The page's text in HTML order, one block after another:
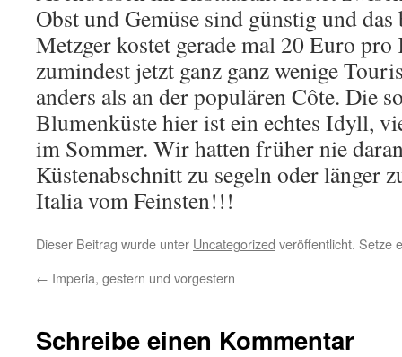
Obst und Gemüse sind günstig und
Metzger kostet gerade mal 20 Euro
zumindest jetzt ganz ganz wenige
anders als an der populären Côte. Die
Blumenküste hier ist ein echtes Idyll,
im Sommer. Wir hatten früher nie
Küstenabschnitt zu segeln oder länger
Italia vom Feinsten!!!
Dieser Beitrag wurde unter Uncategorized veröffentlicht. Setze
← Imperia, gestern und vorgestern
Schreibe einen Kommentar